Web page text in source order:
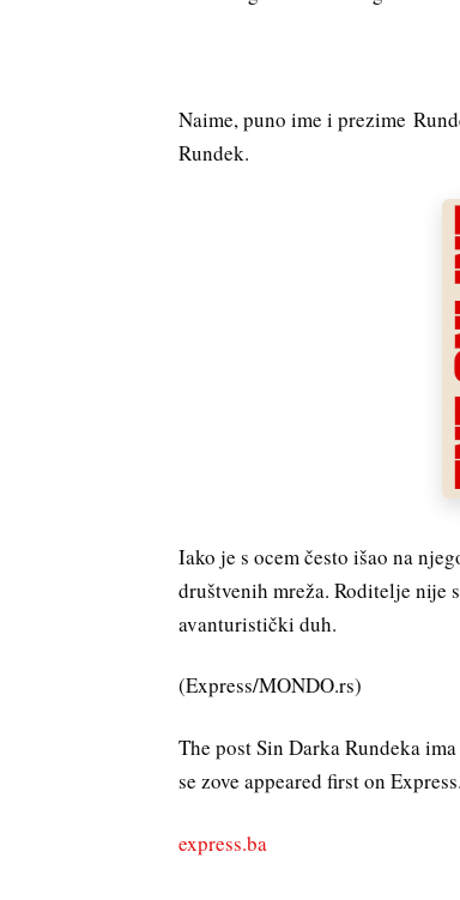
Naime, puno ime i prezime
Rundek.
Iako je s ocem često išao na
društvenih mreža. Roditelje
avanturistički duh.
(Express/MONDO.rs)
The post Sin Darka Rundeka
se zove appeared first on Express.
express.ba